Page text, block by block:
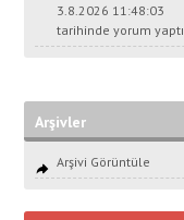
3.8.2026 11:48:03
tarihinde yorum yaptı.
Arşivler
Arşivi Görüntüle